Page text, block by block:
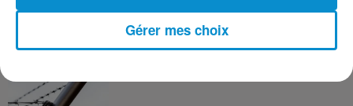
3 août 2026
Après le drame de Ceuta, des familles
Gérer mes choix